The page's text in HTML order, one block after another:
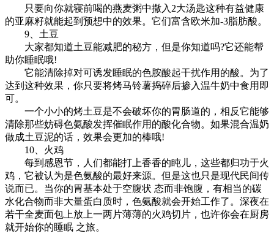
只要向你就寝前喝的燕麦粥中撒入2大汤匙这种有益健康
的亚麻籽就能起到预想中的效果。它们富含欧米加-3脂肪酸。
9、土豆
大家都知道土豆能减肥的秘方，但是你知道吗?它还能帮
助你睡眠哦!
它能清除掉对可诱发睡眠的色胺酸起干扰作用的酸。为了
达到这种效果，你只要将烤马铃薯捣碎后掺入温牛奶中食用即
可。
一个小小的烤土豆是不会破坏你的胃肠道的，相反它能够
清除那些妨碍色氨酸发挥催眠作用的酸化合物。如果混合温奶
做成土豆泥的话，效果会更加的棒哦!
10、火鸡
每到感恩节，人们都能打上香香的盹儿，这些都归功于火
鸡，它被认为是色氨酸的最好来源。但是这也只是现代民间传
说而已。当你的胃基本处于空腹状 态而非饱腹，有相当的碳
水化合物而非大量蛋白质时，色氨酸就会开始工作了。深夜在
若干全麦面包上放上一两片薄薄的火鸡切片，也许你会在厨房
就开始你的睡眠 之旅。